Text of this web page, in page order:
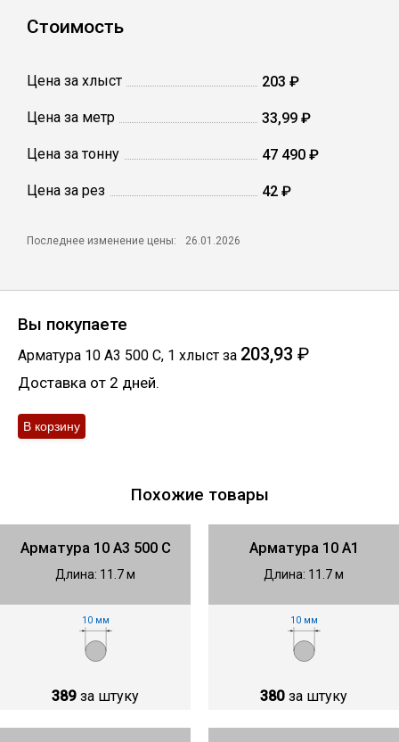
Сетка кладочная
Проволока
Стоимость
Цена за хлыст 203 ₽
Цена за метр 33,99 ₽
Цена за тонну 47 490 ₽
Цена за рез 42 ₽
Последнее изменение цены: 26.01.2026
Вы покупаете
Арматура 10 А3 500 С, 1 хлыст за 203,93 ₽
Доставка от 2 дней.
Похожие товары
Арматура 10 А3 500 С
Длина: 11.7 м
10 мм
389 за штуку
Арматура 10 А1
Длина: 11.7 м
10 мм
380 за штуку